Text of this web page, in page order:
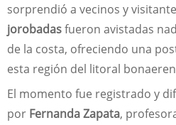
sorprendió a vecinos y
jorobadasfueron avistadas
de la costa, ofreciendo una
esta región del litoral
El momento fue registrado y
por Fernanda Zapata,